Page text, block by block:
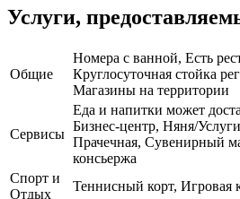
Услуги,
Общие
Номера с ванной, Есть
Круглосуточная стойка
Магазины на территории
Сервисы
Еда и напитки может
Бизнес-центр, Няня/
Прачечная, Сувенирный
консьержа
Спорт и
Отдых
Теннисный корт, Игровая